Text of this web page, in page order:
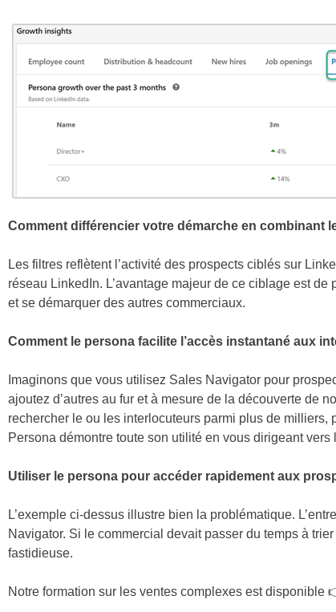
Comment différencier votre démarche en combinant
Les filtres reflètent l’activité des prospects ciblés sur
réseau LinkedIn. L’avantage majeur de ce ciblage est
et se démarquer des autres commerciaux.
Comment le persona facilite l’accès instantané aux
Imaginons que vous utilisez Sales Navigator pour
ajoutez d’autres au fur et à mesure de la découverte de
rechercher le ou les interlocuteurs parmi plus de milliers,
Persona démontre toute son utilité en vous dirigeant
Utiliser le persona pour accéder rapidement aux
L’exemple ci-dessus illustre bien la problématique.
Navigator. Si le commercial devait passer du temps à
fastidieuse.
Notre formation sur les ventes complexes est disponible